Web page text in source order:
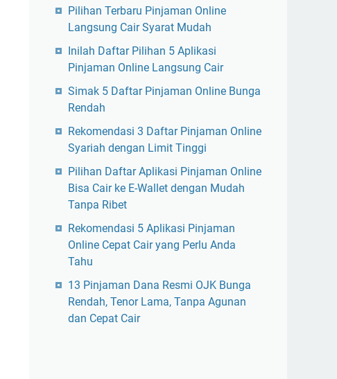
Pilihan Terbaru Pinjaman Online
Langsung Cair Syarat Mudah
Inilah Daftar Pilihan 5 Aplikasi
Pinjaman Online Langsung Cair
Simak 5 Daftar Pinjaman Online Bunga
Rendah
Rekomendasi 3 Daftar Pinjaman Online
Syariah dengan Limit Tinggi
Pilihan Daftar Aplikasi Pinjaman Online
Bisa Cair ke E-Wallet dengan Mudah
Tanpa Ribet
Rekomendasi 5 Aplikasi Pinjaman
Online Cepat Cair yang Perlu Anda
Tahu
13 Pinjaman Dana Resmi OJK Bunga
Rendah, Tenor Lama, Tanpa Agunan
dan Cepat Cair